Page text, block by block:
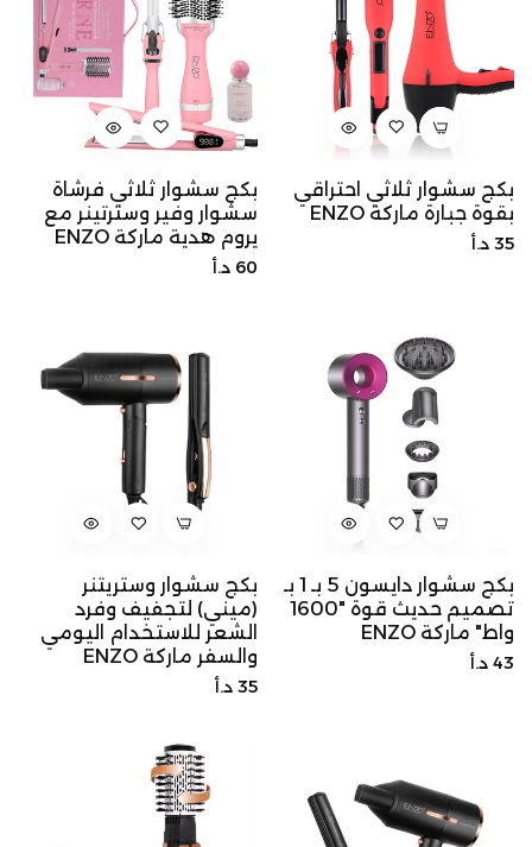
بكج سشوار ثلاثي احتراقي
بقوة جبارة ماركة ENZO
السعر
35 د.أ
بكج سشوار ثلاثي فرشاة
سشوار وفير وسترتينر مع
يروم هدية ماركة ENZO
السعر
60 د.أ
بكج سشوار دايسون 5 بـ 1 بـ
تصميم حديث قوة "1600
واط" ماركة ENZO
السعر
43 د.أ
بكج سشوار وستريتنر
(ميني) لتجفيف وفرد
الشعر للاستخدام اليومي
والسفر ماركة ENZO
السعر
35 د.أ